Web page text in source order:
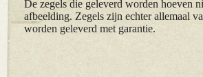
De zegels die geleverd worden hoeven
afbeelding. Zegels zijn echter allemaal
worden geleverd met garantie.